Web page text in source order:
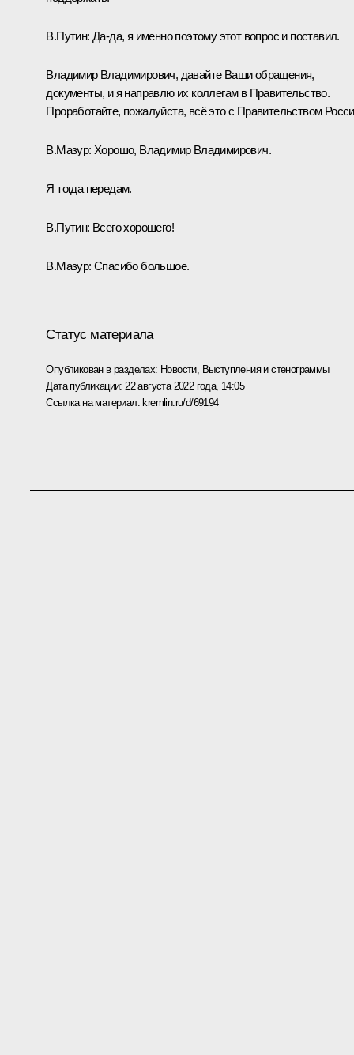
В.Путин: Да-да, я именно поэтому этот вопрос и поставил.
Владимир Владимирович, давайте Ваши обращения,
документы, и я направлю их коллегам в Правительство.
Проработайте, пожалуйста, всё это с Правительством
В.Мазур: Хорошо, Владимир Владимирович.
Я тогда передам.
В.Путин: Всего хорошего!
В.Мазур: Спасибо большое.
Статус материала
Опубликован в разделах: Новости, Выступления и стенограммы
Дата публикации: 22 августа 2022 года, 14:05
Ссылка на материал: kremlin.ru/d/69194